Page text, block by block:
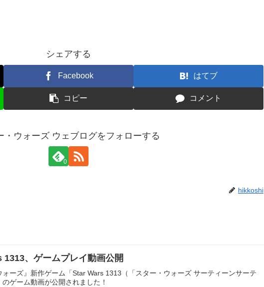
シェアする
Facebook はてブ
コピー コメント
・ウォーズ ウェブログをフォローする
0
hikkoshi
1313、ゲームプレイ動画公開
ォーズ』新作ゲーム「Star Wars 1313（「スター・ウォーズ サーティーンサーテ
のゲーム動画が公開されました！